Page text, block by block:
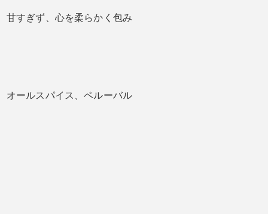
甘すぎず、心を柔らかく包み
オールスパイス、ペルーバル